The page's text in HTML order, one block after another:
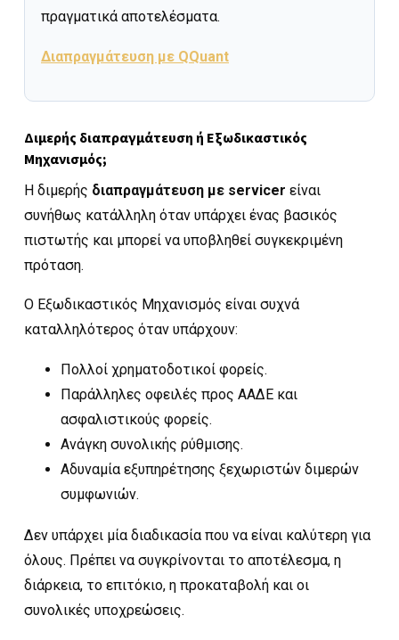
πραγματικά αποτελέσματα.
Διαπραγμάτευση με QQuant
Διμερής διαπραγμάτευση ή Εξωδικαστικός
Μηχανισμός;
Η διμερής διαπραγμάτευση με servicer είναι
συνήθως κατάλληλη όταν υπάρχει ένας βασικός
πιστωτής και μπορεί να υποβληθεί συγκεκριμένη
πρόταση.
Ο Εξωδικαστικός Μηχανισμός είναι συχνά
καταλληλότερος όταν υπάρχουν:
Πολλοί χρηματοδοτικοί φορείς.
Παράλληλες οφειλές προς ΑΑΔΕ και
ασφαλιστικούς φορείς.
Ανάγκη συνολικής ρύθμισης.
Αδυναμία εξυπηρέτησης ξεχωριστών διμερών
συμφωνιών.
Δεν υπάρχει μία διαδικασία που να είναι καλύτερη για
όλους. Πρέπει να συγκρίνονται το αποτέλεσμα, η
διάρκεια, το επιτόκιο, η προκαταβολή και οι
συνολικές υποχρεώσεις.